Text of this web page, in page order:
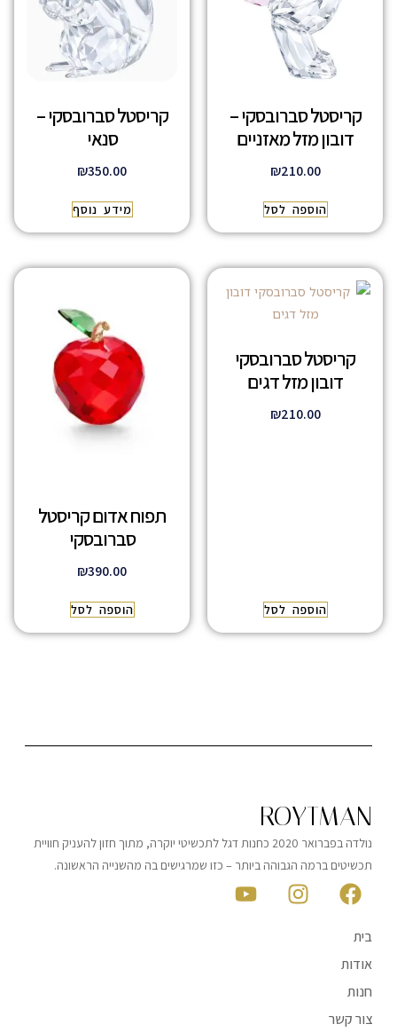
קריסטל סברובסקי –
דובון מזל מאזניים
₪210.00
הוספה לסל
קריסטל סברובסקי –
סנאי
₪350.00
מידע נוסף
קריסטל סברובסקי
דובון מזל דגים
₪210.00
הוספה לסל
תפוח אדום קריסטל
סברובסקי
₪390.00
הוספה לסל
ROYTMAN
נולדה בפברואר 2020 כחנות דגל לתכשיטי יוקרה, מתוך חזון להעניק חוויית
תכשיטים ברמה הגבוהה ביותר – כזו שמרגישים בה מהשנייה הראשונה.
בית
אודות
חנות
צור קשר